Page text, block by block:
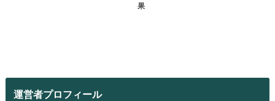
果
運営者プロフィール